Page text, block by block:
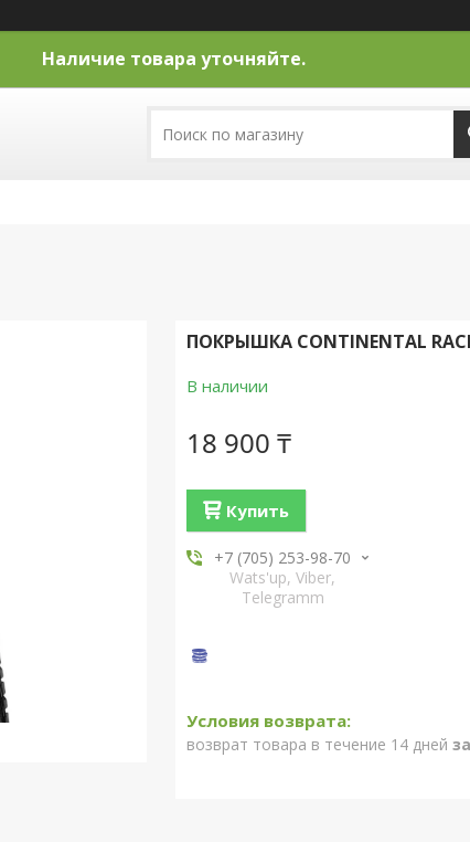
Наличие товара уточняйте.
ПОКРЫШКА CONTINENTAL RACE
В наличии
18 900 ₸
Купить
+7 (705) 253-98-70
Wats'up, Viber,
Telegramm
возврат товара в течение 14 дней